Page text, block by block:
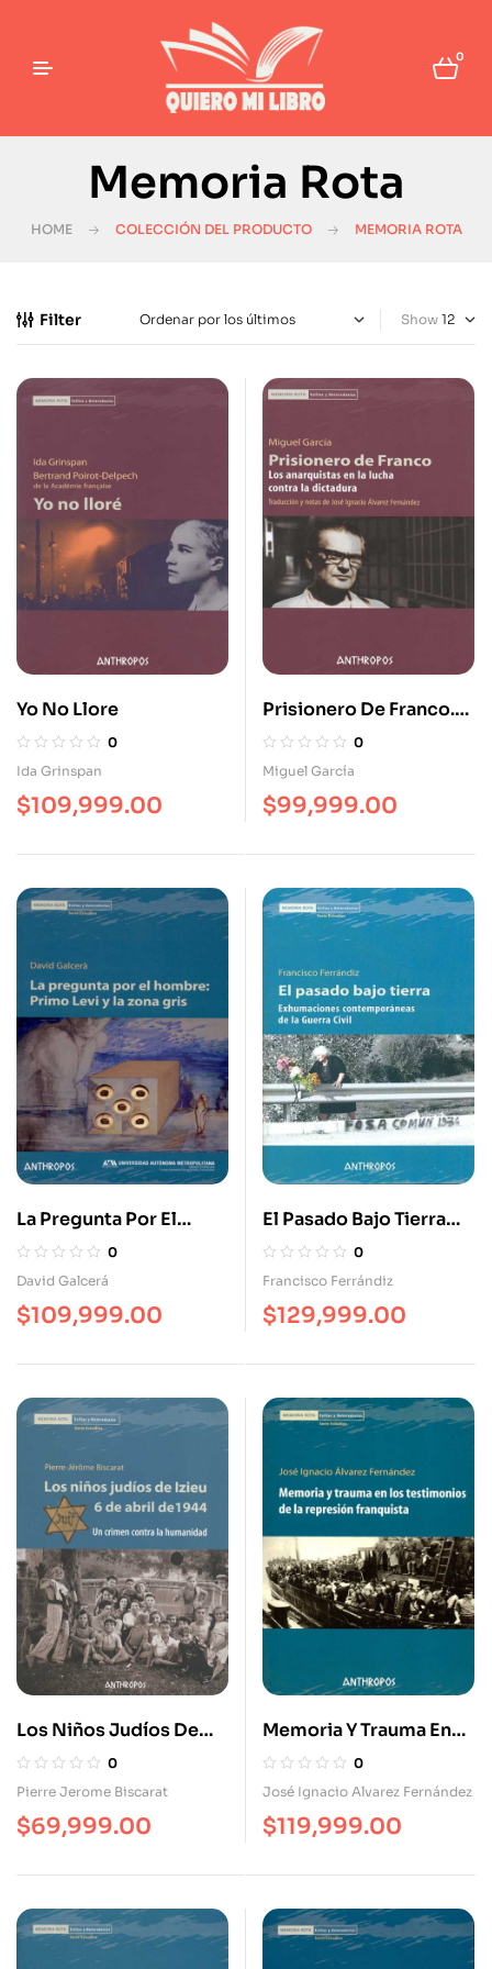
0
Memoria Rota
HOME COLECCIÓN DEL PRODUCTO MEMORIA ROTA
Filter Show
Yo No Llore
0
Ida Grinspan
$109,999.00
Prisionero De Franco.
Los Anarquistas En La
Lucha Contra La
0
Miguel García
$99,999.00
La Pregunta Por El
Hombre: Primo Levi Y
La Zona Gris
0
David Galcerá
$109,999.00
El Pasado Bajo Tierra
Exhumaciones
Contemporáneas De La
Guerra Civil
0
Francisco Ferrándiz
$129,999.00
Los Niños Judíos De
Izieu 6 De Abril De
1944. Un Crimen Contra
0
Pierre Jerome Biscarat
$69,999.00
Memoria Y Trauma En
Los Testimonios De La
Represión Franquista
0
José Ignacio Alvarez Fernández
$119,999.00